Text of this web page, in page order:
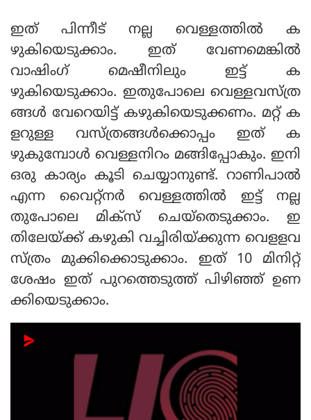
ഇത് പിന്നീട് നല്ല വെള്ളത്തില്‍ ക
ഴുകിയെടുക്കാം. ഇത് വേണമെങ്കില്‍
വാഷിംഗ് മെഷീനിലും ഇട്ട് ക
ഴുകിയെടുക്കാം. ഇതുപോലെ വെള്ളവസ്ത്ര
ങ്ങള്‍ വേറെയിട്ട് കഴുകിയെടുക്കണം. മറ്റ് ക
ളറുള്ള വസ്ത്രങ്ങള്‍ക്കൊപ്പം ഇത് ക
ഴുകുമ്പോള്‍ വെള്ളനിറം മങ്ങിപ്പോകും. ഇനി
ഒരു കാര്യം കൂടി ചെയ്യാനുണ്ട്. റാണിപാല്‍
എന്ന വൈറ്റ്‌നര്‍ വെള്ളത്തില്‍ ഇട്ട് നല്ല
തുപോലെ മിക്‌സ് ചെയ്‌തെടുക്കാം. ഇ
തിലേയ്ക്ക് കഴുകി വച്ചിരിയ്ക്കുന്ന വെളളവ
സ്ത്രം മുക്കിക്കൊടുക്കാം. ഇത് 10 മിനിറ്റ്
ശേഷം ഇത് പുറത്തെടുത്ത് പിഴിഞ്ഞ് ഉണ
ക്കിയെടുക്കാം.